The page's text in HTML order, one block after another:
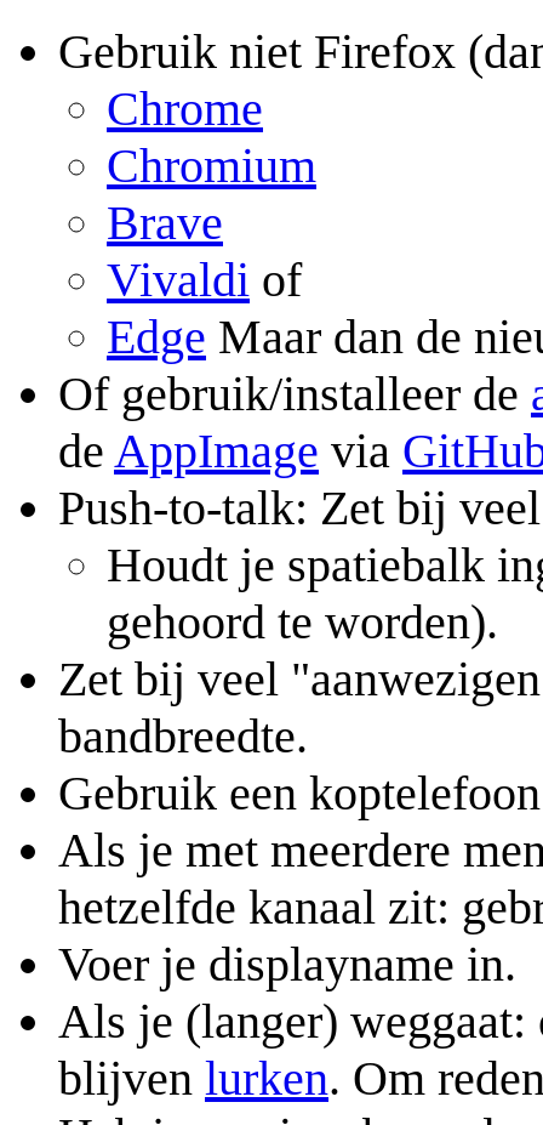
Gebruik niet Firefox
Chrome
Chromium
Brave
Vivaldi of
Edge Maar dan de
Of gebruik/installeer de
de AppImage via
Push-to-talk: Zet bij
Houdt je spatiebalk
gehoord te worden).
Zet bij veel
bandbreedte.
Gebruik een
Als je met meerdere
hetzelfde kanaal zit:
Voer je displayname in.
Als je (langer) weggaat:
blijven lurken. Om